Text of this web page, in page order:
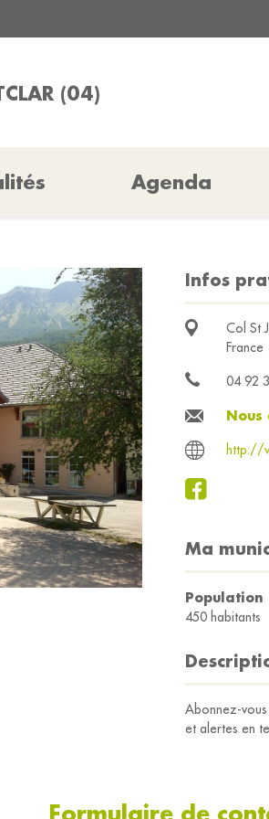
(04)
Agenda
Infos
Col St
France
04 92
Nous
http://
Ma
Population
450 habitants
Abonnez-
et alertes en
Formulaire de